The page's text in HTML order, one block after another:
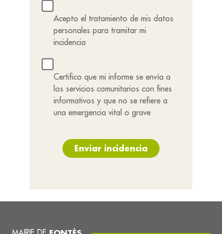
Acepto el tratamiento de mis datos
personales para tramitar mi
incidencia
Certifico que mi informe se envía a
los servicios comunitarios con fines
informativos y que no se refiere a
una emergencia vital o grave
Enviar incidencia